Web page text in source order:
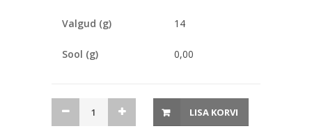
Valgud (g) 14
Sool (g) 0,00
LISA KORVI